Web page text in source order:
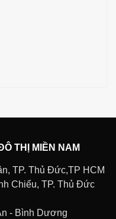
THỊ MIỀN NAM
TP. Thủ Đức,TP HCM
Chiểu, TP. Thủ Đức
- Bình Dương